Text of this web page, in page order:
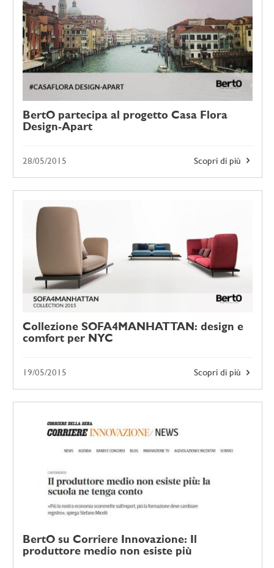
BertO partecipa al progetto Casa Flora
Design-Apart
Scopri di più
28/05/2015
Collezione SOFA4MANHATTAN: design e
comfort per NYC
Scopri di più
19/05/2015
BertO su Corriere Innovazione: Il
produttore medio non esiste più